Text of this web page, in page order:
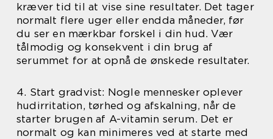
kræver tid til at vise sine resultater. Det tager
normalt flere uger eller endda måneder, før
du ser en mærkbar forskel i din hud. Vær
tålmodig og konsekvent i din brug af
serummet for at opnå de ønskede resultater.
4. Start gradvist: Nogle mennesker oplever
hudirritation, tørhed og afskalning, når de
starter brugen af A-vitamin serum. Det er
normalt og kan minimeres ved at starte med